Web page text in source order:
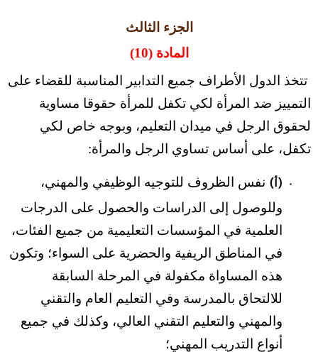
الجزء الثالث
المادة (10)
تتخذ الدول الأطراف جميع التدابير المناسبة للقضاء على
التمييز ضد المرأة لكي تكفل للمرأة حقوقا مساوية
لحقوق الرجل في ميدان التعليم، وبوجه خاص لكي
تكفل، على أساس تساوي الرجل والمرأة:
(أ) نفس الظروف للتوجيه الوظيفي والمهني،
وللوصول إلى الدراسات والحصول على الدرجات
العلمية في المؤسسات التعليمية من جميع الفئات،
في المناطق الريفية والحضرية على السواء؛ وتكون
هذه المساواة مكفولة في المرحلة السابقة
للالتحاق بالمدرسة وفي التعليم العام والتقني
والمهني والتعليم التقني العالي، وكذلك في جميع
أنواع التدريب المهني؛